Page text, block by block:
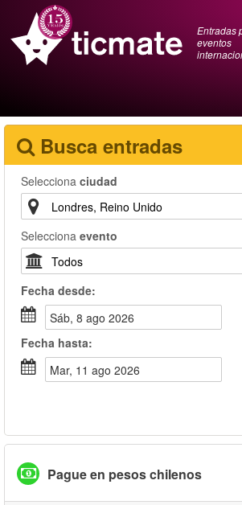
Entradas
eventos
Busca entradas
Selecciona ciudad
Selecciona evento
Fecha desde:
sáb, 8 ago 2026
Fecha hasta:
mar, 11 ago 2026
Pague en pesos chilenos